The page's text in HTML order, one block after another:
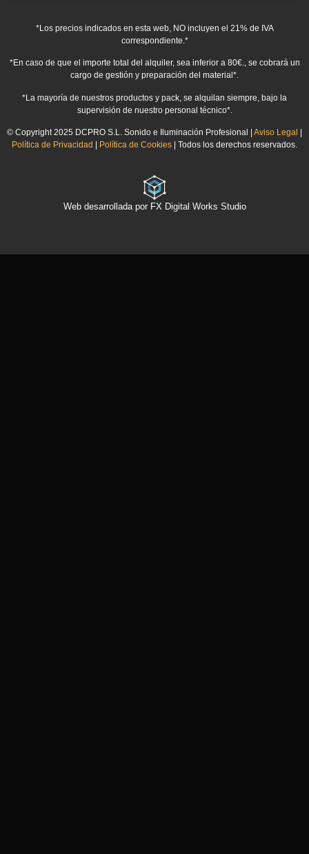
*Los precios indicados en esta web, NO incluyen el 21% de IVA
correspondiente.*
*En caso de que el importe total del alquiler, sea inferior a 80€., se cobrará un
cargo de gestión y preparación del material*.
*La mayoría de nuestros productos y pack, se alquilan siempre, bajo la
supervisión de nuestro personal técnico*.
© Copyright 2025 DCPRO S.L. Sonido e Iluminación Profesional | Aviso Legal
Política de Privacidad
Política de Cookies | Todos los derechos reservados.
Web desarrollada por FX Digital Works Studio